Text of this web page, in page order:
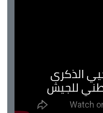
الذكرى
للجيش